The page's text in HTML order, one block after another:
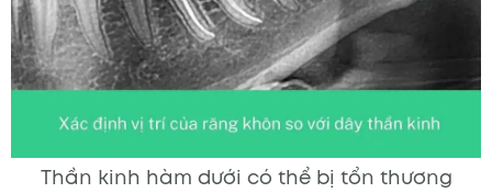
Thần kinh hàm dưới có thể bị tổn thương